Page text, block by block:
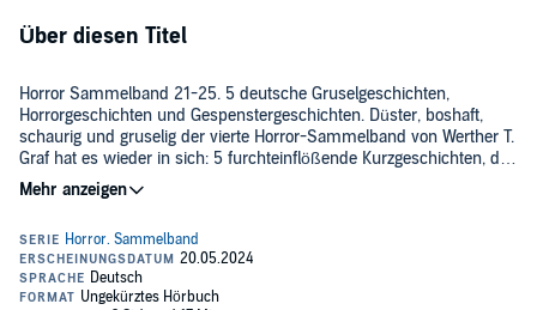
Über diesen Titel
Horror Sammelband 21-25. 5 deutsche Gruselgeschichten,
Horrorgeschichten und Gespenstergeschichten. Düster, boshaft,
schaurig und gruselig der vierte Horror-Sammelband von Werther T.
Graf hat es wieder in sich: 5 furchteinflößende Kurzgeschichten, die
allen Horrorfans das Blut in den Adern gefrieren lassen. Schaurig
unheimliche Geschichten aus vielen Themenbereichen erwarten die
RAW Vegan
©2023 Werther T. Graf (P)2024 Werther T. Graf